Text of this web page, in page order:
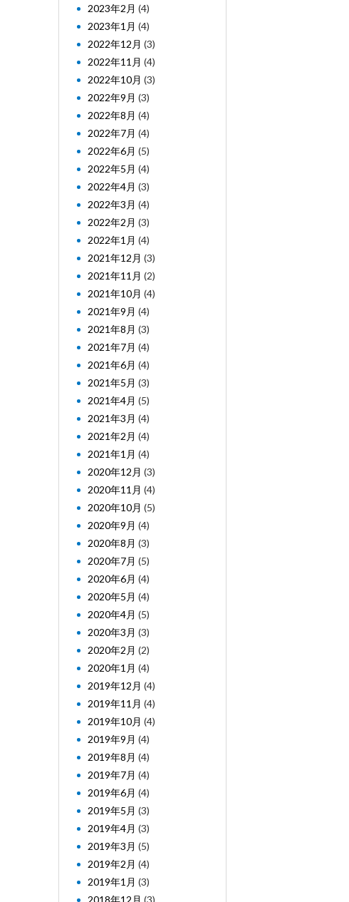
2023年2月 (4)
2023年1月 (4)
2022年12月 (3)
2022年11月 (4)
2022年10月 (3)
2022年9月 (3)
2022年8月 (4)
2022年7月 (4)
2022年6月 (5)
2022年5月 (4)
2022年4月 (3)
2022年3月 (4)
2022年2月 (3)
2022年1月 (4)
2021年12月 (3)
2021年11月 (2)
2021年10月 (4)
2021年9月 (4)
2021年8月 (3)
2021年7月 (4)
2021年6月 (4)
2021年5月 (3)
2021年4月 (5)
2021年3月 (4)
2021年2月 (4)
2021年1月 (4)
2020年12月 (3)
2020年11月 (4)
2020年10月 (5)
2020年9月 (4)
2020年8月 (3)
2020年7月 (5)
2020年6月 (4)
2020年5月 (4)
2020年4月 (5)
2020年3月 (3)
2020年2月 (2)
2020年1月 (4)
2019年12月 (4)
2019年11月 (4)
2019年10月 (4)
2019年9月 (4)
2019年8月 (4)
2019年7月 (4)
2019年6月 (4)
2019年5月 (3)
2019年4月 (3)
2019年3月 (5)
2019年2月 (4)
2019年1月 (3)
2018年12月 (3)